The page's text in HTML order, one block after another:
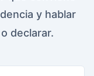
y hablar
declarar.